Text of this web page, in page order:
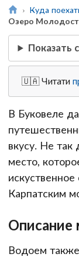
Куда
Озеро
Показать
🇺🇦 Читати
В Буковеле
вкусу. Не
место,
искуственное
Карпатским
Описание
Водоем